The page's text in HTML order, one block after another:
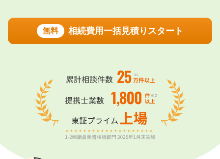
無料 相続費用一括見積りスタート